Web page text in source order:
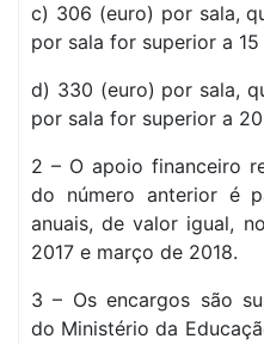
c) 306 (euro) por sala,
por sala for superior a
d) 330 (euro) por sala,
por sala for superior a
2 – O apoio financeiro
do número anterior é
anuais, de valor igual,
2017 e março de 2018.
3 – Os encargos são
do Ministério da